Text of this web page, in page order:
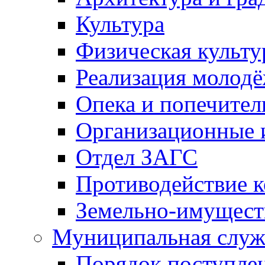
Культура
Физическая
Реализация
Опека и
Отдел ЗАГС
Противодействие
Земельно-
Муниципальная